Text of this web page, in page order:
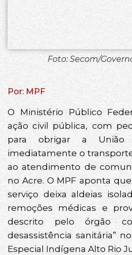
Foto: Secom/
Por: MPF
O Ministério Público
ação civil pública, com
para obrigar a União
imediatamente o
ao atendimento de
no Acre. O MPF aponta
serviço deixa aldeias
remoções médicas e
descrito pelo órgão
desassistência sanitária”
Especial Indígena Alto Rio